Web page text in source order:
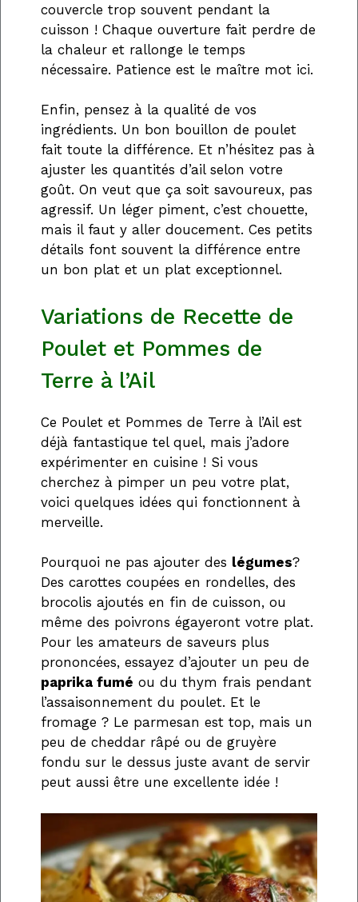
couvercle trop souvent pendant la
cuisson ! Chaque ouverture fait perdre de
la chaleur et rallonge le temps
nécessaire. Patience est le maître mot ici.
Enfin, pensez à la qualité de vos
ingrédients. Un bon bouillon de poulet
fait toute la différence. Et n’hésitez pas à
ajuster les quantités d’ail selon votre
goût. On veut que ça soit savoureux, pas
agressif. Un léger piment, c’est chouette,
mais il faut y aller doucement. Ces petits
détails font souvent la différence entre
un bon plat et un plat exceptionnel.
Variations de Recette de
Poulet et Pommes de
Terre à l’Ail
Ce Poulet et Pommes de Terre à l’Ail est
déjà fantastique tel quel, mais j’adore
expérimenter en cuisine ! Si vous
cherchez à pimper un peu votre plat,
voici quelques idées qui fonctionnent à
merveille.
Pourquoi ne pas ajouter des légumes?
Des carottes coupées en rondelles, des
brocolis ajoutés en fin de cuisson, ou
même des poivrons égayeront votre plat.
Pour les amateurs de saveurs plus
prononcées, essayez d’ajouter un peu de
paprika fumé ou du thym frais pendant
l’assaisonnement du poulet. Et le
fromage ? Le parmesan est top, mais un
peu de cheddar râpé ou de gruyère
fondu sur le dessus juste avant de servir
peut aussi être une excellente idée !